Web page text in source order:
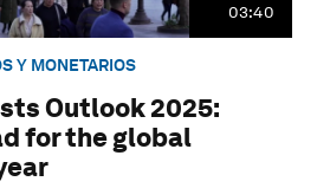
03:40
Y MONETARIOS
Outlook 2025:
for the global